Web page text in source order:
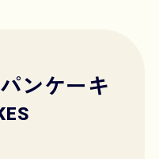
ンケーキ